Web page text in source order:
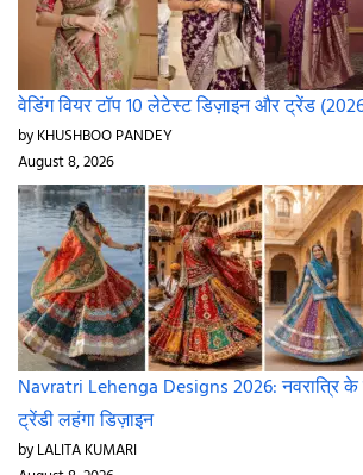
वेडिंग वियर टॉप 10 लेटेस्ट डिज़ाइन और ट्रेंड
by KHUSHBOO PANDEY
August 8, 2026
Navratri Lehenga Designs 2026: नवरात्रि
ट्रेंडी लहंगा डिज़ाइन
by LALITA KUMARI